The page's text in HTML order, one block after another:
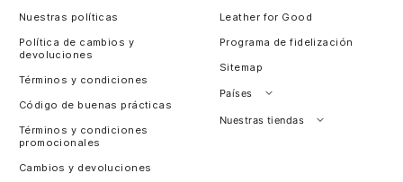
Nuestras políticas
Política de cambios y
devoluciones
Términos y condiciones
Código de buenas prácticas
Términos y condiciones
promocionales
Cambios y devoluciones
Leather for Good
Programa de fidelización
Sitemap
Países
Perú
Nuestras tiendas